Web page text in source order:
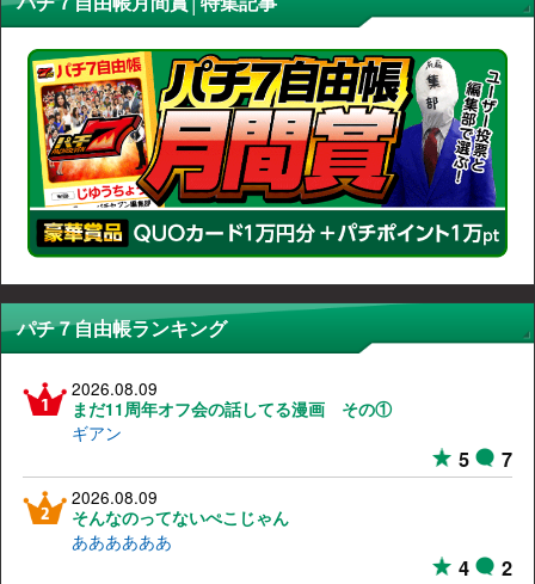
パチ７自由帳ランキング
2026.08.09
まだ11周年オフ会の話してる漫画 その①
ギアン
5 7
2026.08.09
そんなのってないぺこじゃん
ああああああ
4 2